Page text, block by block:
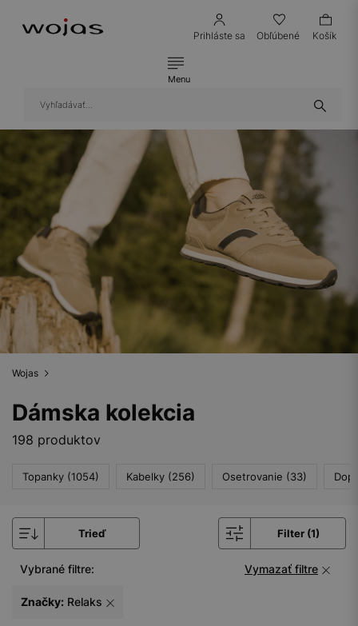
Prihláste sa Obľúbené Košík
Menu
Wojas
Dámska kolekcia
198 produktov
Topanky (1054) Kabelky (256) Osetrovanie (33)
Trieď Filter (1)
Vybrané filtre: Vymazať filtre
Značky: Relaks